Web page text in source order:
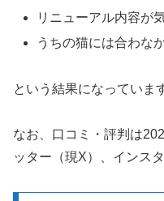
リニューアル内容が
うちの猫には合わな
という結果になっていま
なお、口コミ・評判は
ッター（現X）、インス